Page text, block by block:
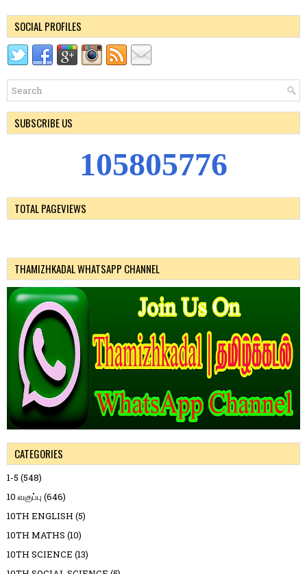
SOCIAL PROFILES
SUBSCRIBE US
105805776
TOTAL PAGEVIEWS
THAMIZHKADAL WHATSAPP CHANNEL
CATEGORIES
1-5 (548)
10 வகுப்பு (646)
10TH ENGLISH (5)
10TH MATHS (10)
10TH SCIENCE (13)